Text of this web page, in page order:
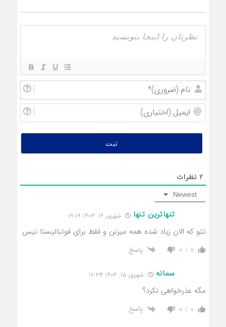
2 نظرات
Newest
تنهاترین تنها شهریور ۱۶, ۱۴۰۳ ۰۹:۰۹
تتو که الان زیاد شده همه میزنن و فقط برای فوتبالیستا نیس
0
0 پاسخ
سمانه شهریور ۱۵, ۱۴۰۳ ۱۷:۳۴
مگه عذرخواهی نکرد؟
0
0 پاسخ